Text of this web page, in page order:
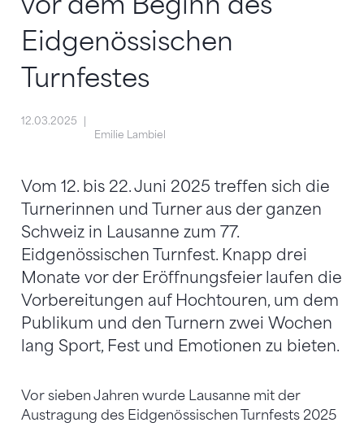
Eidgenössischen
Turnfestes
12.03.2025
Emilie Lambiel
Vom 12. bis 22. Juni 2025 treffen sich die
Turnerinnen und Turner aus der ganzen
Schweiz in Lausanne zum 77.
Eidgenössischen Turnfest. Knapp drei
Monate vor der Eröffnungsfeier laufen die
Vorbereitungen auf Hochtouren, um dem
Publikum und den Turnern zwei Wochen
lang Sport, Fest und Emotionen zu bieten.
Vor sieben Jahren wurde Lausanne mit der
Austragung des Eidgenössischen Turnfests 2025